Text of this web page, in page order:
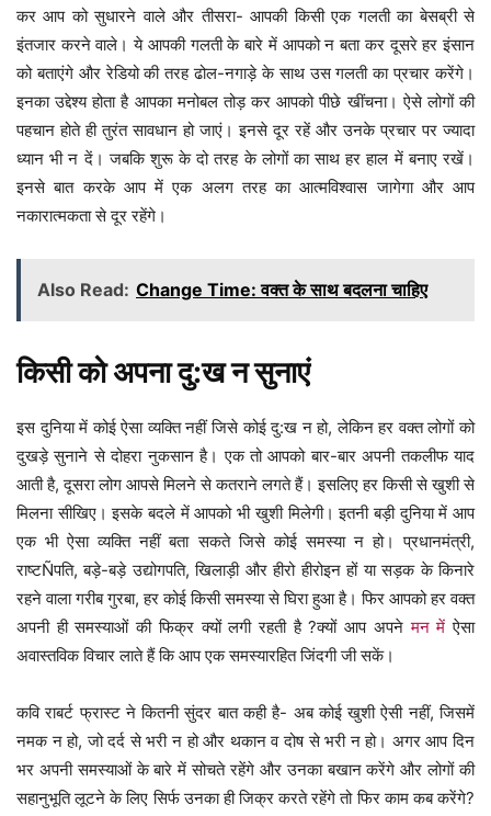
कर आप को सुधारने वाले और तीसरा- आपकी किसी एक गलती का बेसब्री से
इंतजार करने वाले। ये आपकी गलती के बारे में आपको न बता कर दूसरे हर इंसान
को बताएंगे और रेडियो की तरह ढोल-नगाड़े के साथ उस गलती का प्रचार करेंगे।
इनका उद्देश्य होता है आपका मनोबल तोड़ कर आपको पीछे खींचना। ऐसे लोगों की
पहचान होते ही तुरंत सावधान हो जाएं। इनसे दूर रहें और उनके प्रचार पर ज्यादा
ध्यान भी न दें। जबकि शुरू के दो तरह के लोगों का साथ हर हाल में बनाए रखें।
इनसे बात करके आप में एक अलग तरह का आत्मविश्वास जागेगा और आप
नकारात्मकता से दूर रहेंगे।
Also Read: Change Time: वक्त के साथ बदलना चाहिए
किसी को अपना दु:ख न सुनाएं
इस दुनिया में कोई ऐसा व्यक्ति नहीं जिसे कोई दु:ख न हो, लेकिन हर वक्त लोगों को
दुखड़े सुनाने से दोहरा नुकसान है। एक तो आपको बार-बार अपनी तकलीफ याद
आती है, दूसरा लोग आपसे मिलने से कतराने लगते हैं। इसलिए हर किसी से खुशी से
मिलना सीखिए। इसके बदले में आपको भी खुशी मिलेगी। इतनी बड़ी दुनिया में आप
एक भी ऐसा व्यक्ति नहीं बता सकते जिसे कोई समस्या न हो। प्रधानमंत्री,
राष्टÑपति, बड़े-बड़े उद्योगपति, खिलाड़ी और हीरो हीरोइन हों या सड़क के किनारे
रहने वाला गरीब गुरबा, हर कोई किसी समस्या से घिरा हुआ है। फिर आपको हर वक्त
अपनी ही समस्याओं की फिक्र क्यों लगी रहती है ?क्यों आप अपनेमन में ऐसा
अवास्तविक विचार लाते हैं कि आप एक समस्यारहित जिंदगी जी सकें।
कवि राबर्ट फ्रास्ट ने कितनी सुंदर बात कही है- अब कोई खुशी ऐसी नहीं, जिसमें
नमक न हो, जो दर्द से भरी न हो और थकान व दोष से भरी न हो। अगर आप दिन
भर अपनी समस्याओं के बारे में सोचते रहेंगे और उनका बखान करेंगे और लोगों की
सहानुभूति लूटने के लिए सिर्फ उनका ही जिक्र करते रहेंगे तो फिर काम कब करेंगे?